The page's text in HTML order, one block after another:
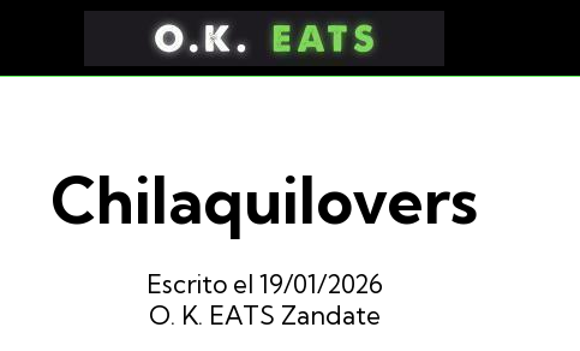
Chilaquilovers
Escrito el 19/01/2026
O. K. EATS Zandate